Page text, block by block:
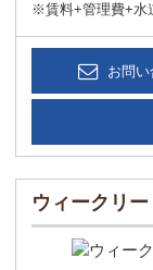
※賃料+管理費+水
お問
ウィークリ